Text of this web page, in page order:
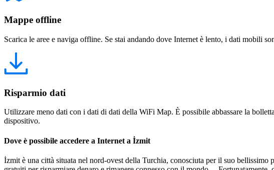
Mappe offline
Scarica le aree e naviga offline. Se stai andando dove Internet è lento, i dati mobili
Risparmio dati
Utilizzare meno dati con i dati di dati della WiFi Map. È possibile abbassare la
dispositivo.
Dove è possibile accedere a Internet a İzmit
İzmit è una città situata nel nord-ovest della Turchia, conosciuta per il suo